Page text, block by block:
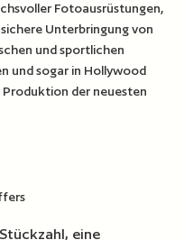
Fotoausrüstungen,
Unterbringung von
und sportlichen
und sogar in Hollywood
Produktion der neuesten
eine